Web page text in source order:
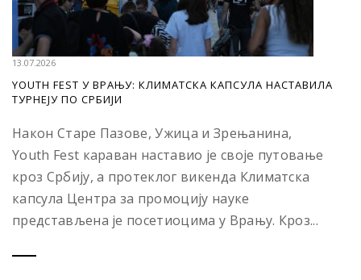
13.07.2026
YOUTH FEST У ВРАЊУ: КЛИМАТСКА КАПСУЛА НАСТАВИЛА
ТУРНЕЈУ ПО СРБИЈИ
Након Старе Пазове, Ужица и Зрењанина,
Youth Fest караван наставио је своје путовање
кроз Србију, а протеклог викенда Климатска
капсула Центра за промоцију науке
представљена је посетиоцима у Врању. Кроз...